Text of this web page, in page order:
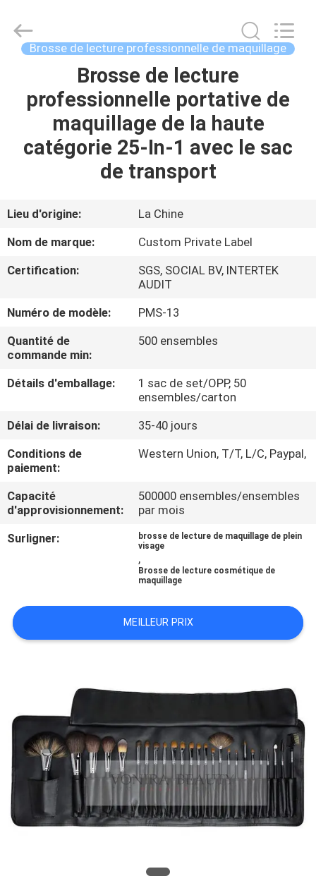
PRODUITS
DE
NOUS
VISITE
D'USINE
CONTRÔLE
DE
PLAN
DU
SITE
PRIVACY
Chanmy
Cosmetics
Brosse de lecture professionnelle de maquillage
Brosse de lecture
professionnelle portative de
maquillage de la haute
catégorie 25-In-1 avec le sac
de transport
Lieu d'origine:
La Chine
Nom de marque:
Custom Private Label
Certification:
SGS, SOCIAL BV, INTERTEK
AUDIT
Numéro de modèle:
PMS-13
Quantité de
commande min:
500 ensembles
Détails d'emballage:
1 sac de set/OPP, 50
ensembles/carton
Délai de livraison:
35-40 jours
Conditions de
paiement:
Western Union, T/T, L/C, Paypal,
Capacité
d'approvisionnement:
500000 ensembles/ensembles
par mois
Surligner:
brosse de lecture de maquillage de plein
visage
,
Brosse de lecture cosmétique de
maquillage
MEILLEUR PRIX